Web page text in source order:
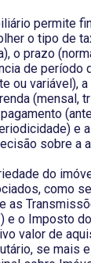
permite
o tipo de
o prazo
de período
ou variável),
(mensal,
e
sobre a
do
como
as
e o Imposto
valor de
se mais